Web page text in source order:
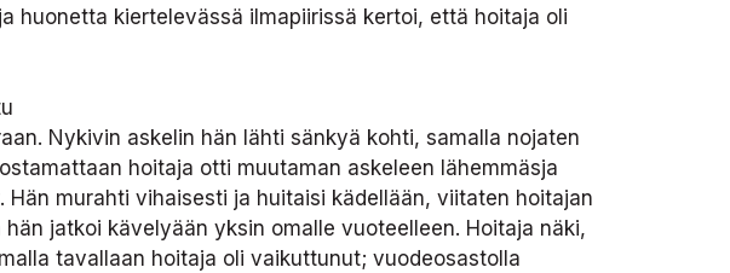
huonetta kiertelevässä ilmapiirissä kertoi, että hoitaja oli
Nykivin askelin hän lähti sänkyä kohti, samalla nojaten
hoitaja otti muutaman askeleen lähemmäsja
murahti vihaisesti ja huitaisi kädellään, viitaten hoitajan
jatkoi kävelyään yksin omalle vuoteelleen. Hoitaja näki,
tavallaan hoitaja oli vaikuttunut; vuodeosastolla